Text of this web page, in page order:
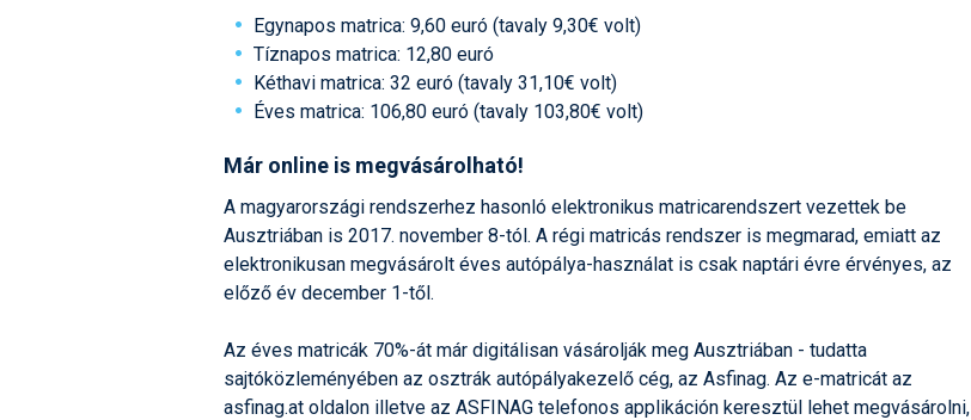
Egynapos matrica: 9,60 euró (tavaly 9,30€ volt)
Tíznapos matrica: 12,80 euró
Kéthavi matrica: 32 euró (tavaly 31,10€ volt)
Éves matrica: 106,80 euró (tavaly 103,80€ volt)
Már online is megvásárolható!
A magyarországi rendszerhez hasonló elektronikus matricarendszert vezettek be
Ausztriában is 2017. november 8-tól. A régi matricás rendszer is megmarad, emiatt az
elektronikusan megvásárolt éves autópálya-használat is csak naptári évre érvényes, az
előző év december 1-től.
Az éves matricák 70%-át már digitálisan vásárolják meg Ausztriában - tudatta
sajtóközleményében az osztrák autópályakezelő cég, az Asfinag. Az e-matricát az
asfinag.at oldalon illetve az ASFINAG telefonos applikáción keresztül lehet megvásárolni,